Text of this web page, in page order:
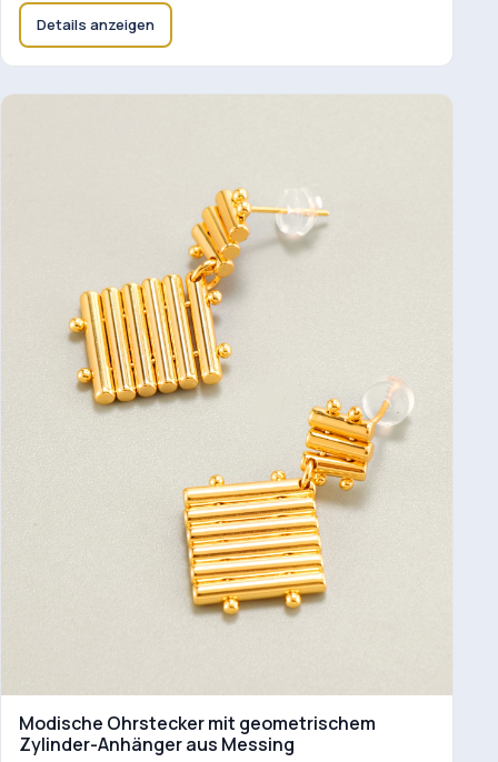
Details anzeigen
Modische Ohrstecker mit geometrischem
Zylinder-Anhänger aus Messing